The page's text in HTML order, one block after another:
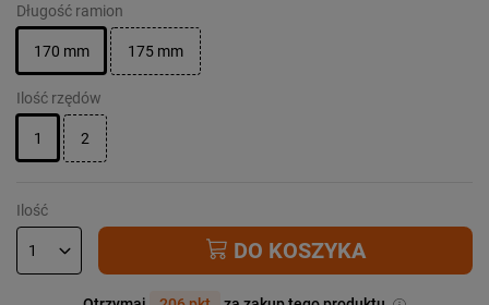
Długość ramion
170 mm 175 mm
Ilość rzędów
1 2
Ilość
DO KOSZYKA